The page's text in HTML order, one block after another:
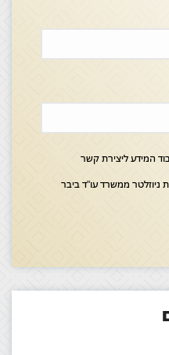
המידע ליצירת קשר
ניוזלטר ממשרד עו"ד ביבר